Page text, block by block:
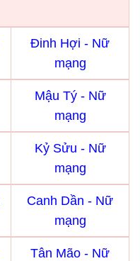
Đinh Hợi - Nữ
mạng
Mậu Tý - Nữ
mạng
Kỷ Sửu - Nữ
mạng
Canh Dần - Nữ
mạng
Tân Mão - Nữ